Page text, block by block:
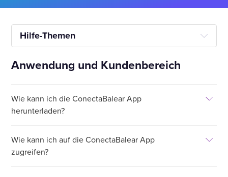
Anwendung und Kundenbereich
Wie kann ich die ConectaBalear App
herunterladen?
Wie kann ich auf die ConectaBalear App
zugreifen?
Hilfe-Themen